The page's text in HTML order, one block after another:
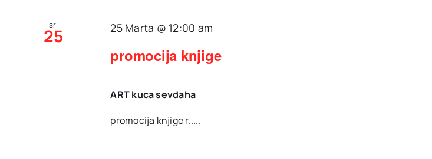
sri
25
promocija knjige
25 Marta @ 12:00 am
ART kuca sevdaha
promocija knjige r.....